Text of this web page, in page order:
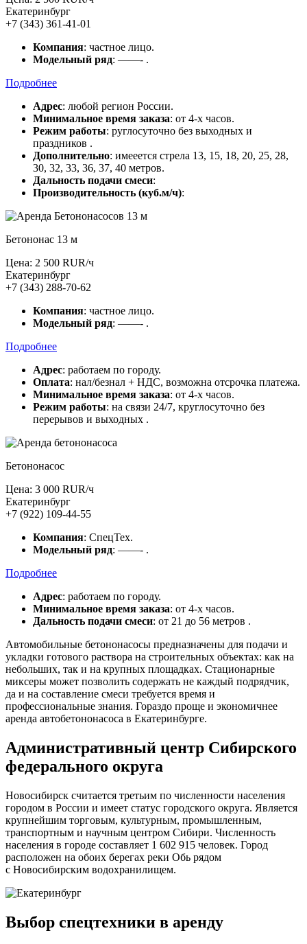
Екатеринбург
+7 (343) 361-41-01
Компания: частное лицо.
Модельный ряд: ——- .
Подробнее
Адрес: любой регион России.
Минимальное время заказа: от 4-х часов.
Режим работы: руглосуточно без выходных и
праздников .
Дополнительно: имееется стрела 13, 15, 18, 20, 25, 28,
30, 32, 33, 36, 37, 40 метров.
Дальность подачи смеси:
Производительность (куб.м/ч):
Бетононас 13 м
Цена: 2 500 RUR/ч
Екатеринбург
+7 (343) 288-70-62
Компания: частное лицо.
Модельный ряд: ——- .
Подробнее
Адрес: работаем по городу.
Оплата: нал/безнал + НДС, возможна отсрочка платежа.
Минимальное время заказа: от 4-х часов.
Режим работы: на связи 24/7, круглосуточно без
перерывов и выходных .
Бетононасос
Цена: 3 000 RUR/ч
Екатеринбург
+7 (922) 109-44-55
Компания: СпецТех.
Модельный ряд: ——- .
Подробнее
Адрес: работаем по городу.
Минимальное время заказа: от 4-х часов.
Дальность подачи смеси: от 21 до 56 метров .
Автомобильные бетононасосы предназначены для подачи и
укладки готового раствора на строительных объектах: как на
небольших, так и на крупных площадках. Стационарные
миксеры может позволить содержать не каждый подрядчик,
да и на составление смеси требуется время и
профессиональные знания. Гораздо проще и экономичнее
аренда автобетононасоса в Екатеринбурге.
Административный центр Сибирского
федерального округа
Новосибирск считается третьим по численности населения
городом в России и имеет статус городского округа. Является
крупнейшим торговым, культурным, промышленным,
транспортным и научным центром Сибири. Численность
населения в городе составляет 1 602 915 человек. Город
расположен на обоих берегах реки Обь рядом
с Новосибирским водохранилищем.
Выбор спецтехники в аренду